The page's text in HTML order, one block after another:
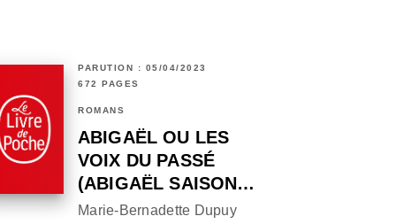
PARUTION : 05/04/2023
672 PAGES
ROMANS
ABIGAËL OU LES
VOIX DU PASSÉ
(ABIGAËL SAISON…
Marie-Bernadette Dupuy